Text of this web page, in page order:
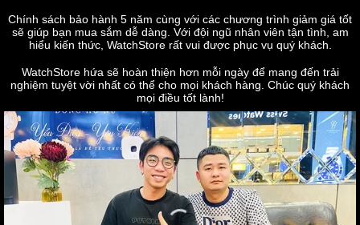
Chính sách bảo hành 5 năm cùng với các chương trình giảm giá tốt
sẽ giúp bạn mua sắm dễ dàng. Với đội ngũ nhân viên tận tình, am
hiểu kiến thức, WatchStore rất vui được phục vụ quý khách.
WatchStore hứa sẽ hoàn thiện hơn mỗi ngày để mang đến trải
nghiệm tuyệt vời nhất có thể cho mọi khách hàng. Chúc quý khách
mọi điều tốt lành!